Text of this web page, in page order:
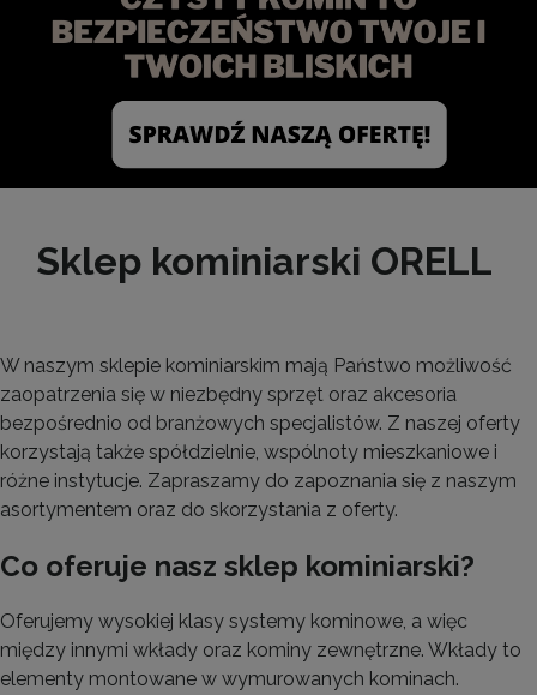
Sklep kominiarski ORELL
W naszym sklepie kominiarskim mają Państwo możliwość
zaopatrzenia się w niezbędny sprzęt oraz akcesoria
bezpośrednio od branżowych specjalistów. Z naszej oferty
korzystają także spółdzielnie, wspólnoty mieszkaniowe i
różne instytucje. Zapraszamy do zapoznania się z naszym
asortymentem oraz do skorzystania z oferty.
Co oferuje nasz sklep kominiarski?
Oferujemy wysokiej klasy systemy kominowe, a więc
między innymi wkłady oraz kominy zewnętrzne. Wkłady to
elementy montowane w wymurowanych kominach.